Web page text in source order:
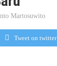
Martosuwito
Tweet on twitter